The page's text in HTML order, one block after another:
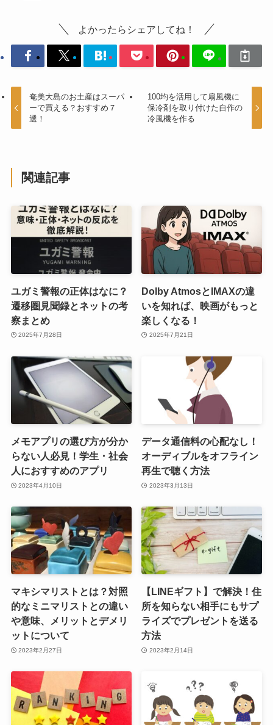
よかったらシェアしてね！
奄美大島のお土産はスーパ
ーで買える？おすすめ７
選！
100均を活用して扇風機に
保冷剤を取り付けた自作の
冷風機を作る
関連記事
ユガミ警報の正体はなに？
遷移圏見聞録とネットの考
察まとめ
2025年7月28日
Dolby AtmosとIMAXの違
いを知れば、映画がもっと
楽しくなる！
2025年7月21日
メモアプリの選び方が分か
らない人必見！学生・社会
人におすすめのアプリ
2023年4月10日
データ通信料の心配なし！
オーディブルをオフライン
再生で聴く方法
2023年3月13日
マキシマリストとは？対照
的なミニマリストとの違い
や意味、メリットとデメリ
ットについて
2023年2月27日
【LINEギフト】で解決！住
所を知らない相手にもサプ
ライズでプレゼントを送る
方法
2023年2月14日